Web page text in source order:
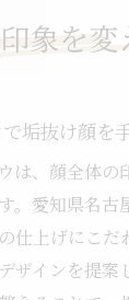
象を
垢抜け顔を
は、顔全体の
。愛知県名古
仕上げにこだ
ザインを提案